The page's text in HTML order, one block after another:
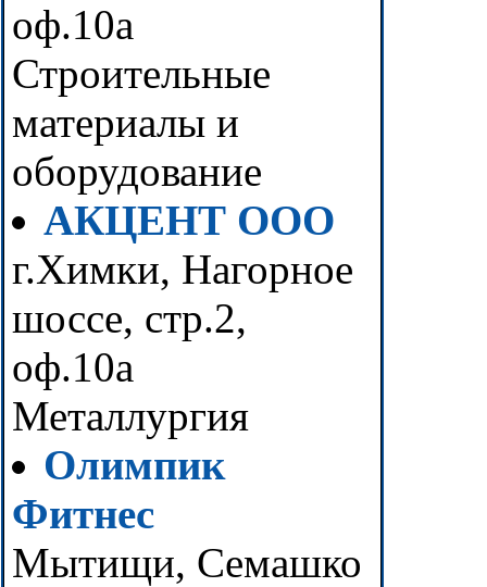
оф.10а
Строительные
материалы и
оборудование
АКЦЕНТ ООО
г.Химки, Нагорное
шоссе, стр.2,
оф.10а
Металлургия
Олимпик
Фитнес
Мытищи, Семашко